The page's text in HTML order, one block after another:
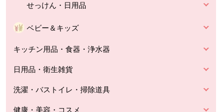
せっけん・日用品
ベビー＆キッズ
キッチン用品・食器・浄水器
日用品・衛生雑貨
洗濯・バストイレ・掃除道具
健康・美容・コスメ